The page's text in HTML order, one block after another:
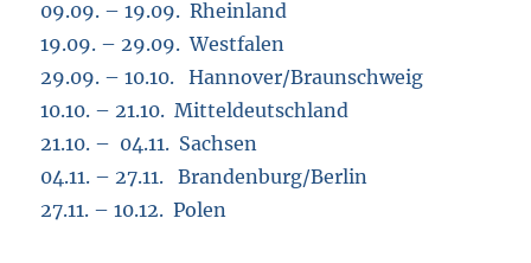
09.09. – 19.09. Rheinland
19.09. – 29.09. Westfalen
29.09. – 10.10. Hannover/Braunschweig
10.10. – 21.10. Mitteldeutschland
21.10. – 04.11. Sachsen
04.11. – 27.11. Brandenburg/Berlin
27.11. – 10.12. Polen